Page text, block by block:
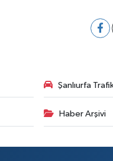
Şanlıurfa
Haber Arşivi